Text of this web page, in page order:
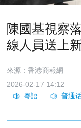
陳國基視察
線人員送上
來源：香港商報網
2026-02-17 14:12